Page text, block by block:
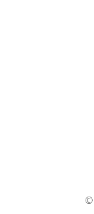
©